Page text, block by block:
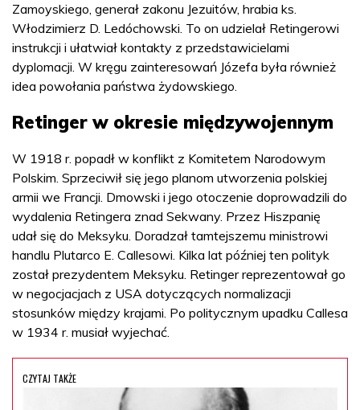
Zamoyskiego, generał zakonu Jezuitów, hrabia ks.
Włodzimierz D. Ledóchowski. To on udzielał Retingerowi
instrukcji i ułatwiał kontakty z przedstawicielami
dyplomacji. W kręgu zainteresowań Józefa była również
idea powołania państwa żydowskiego.
Retinger w okresie międzywojennym
W 1918 r. popadł w konflikt z Komitetem Narodowym
Polskim. Sprzeciwił się jego planom utworzenia polskiej
armii we Francji. Dmowski i jego otoczenie doprowadzili do
wydalenia Retingera znad Sekwany. Przez Hiszpanię
udał się do Meksyku. Doradzał tamtejszemu ministrowi
handlu Plutarco E. Callesowi. Kilka lat później ten polityk
został prezydentem Meksyku. Retinger reprezentował go
w negocjacjach z USA dotyczących normalizacji
stosunków między krajami. Po politycznym upadku Callesa
w 1934 r. musiał wyjechać.
CZYTAJ TAKŻE